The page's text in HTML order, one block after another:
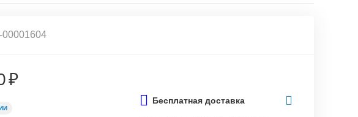
00001604
₽
Бесплатная доставка